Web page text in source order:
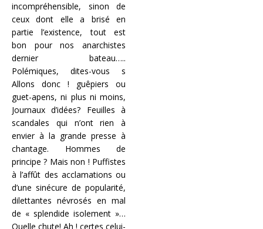
incompréhensible, sinon de
ceux dont elle a brisé en
partie l’existence, tout est
bon pour nos anarchistes
dernier bateau…..
Polémiques, dites-vous s
Allons donc ! guêpiers ou
guet-apens, ni plus ni moins,
Journaux d’idées? Feuilles à
scandales qui n’ont rien à
envier à la grande presse à
chantage. Hommes de
principe ? Mais non ! Puffistes
à l’affût des acclamations ou
d’une sinécure de popularité,
dilettantes névrosés en mal
de « splendide isolement »…
Quelle chute! Ah ! certes celui-